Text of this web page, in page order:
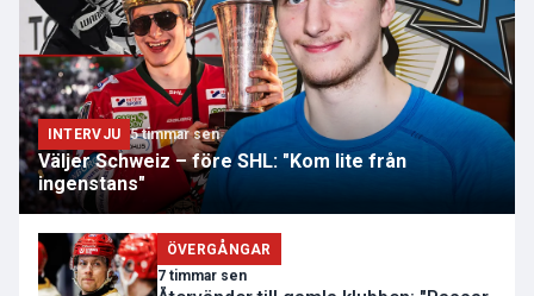
INTERVJU 5 timmar sen
Väljer Schweiz – före SHL: "Kom lite från
ingenstans"
ÖVERGÅNGAR
7 timmar sen